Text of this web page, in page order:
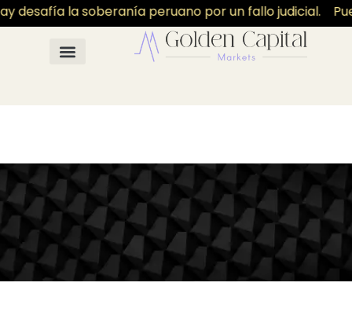
desafía la soberanía peruano por un fallo judicial.